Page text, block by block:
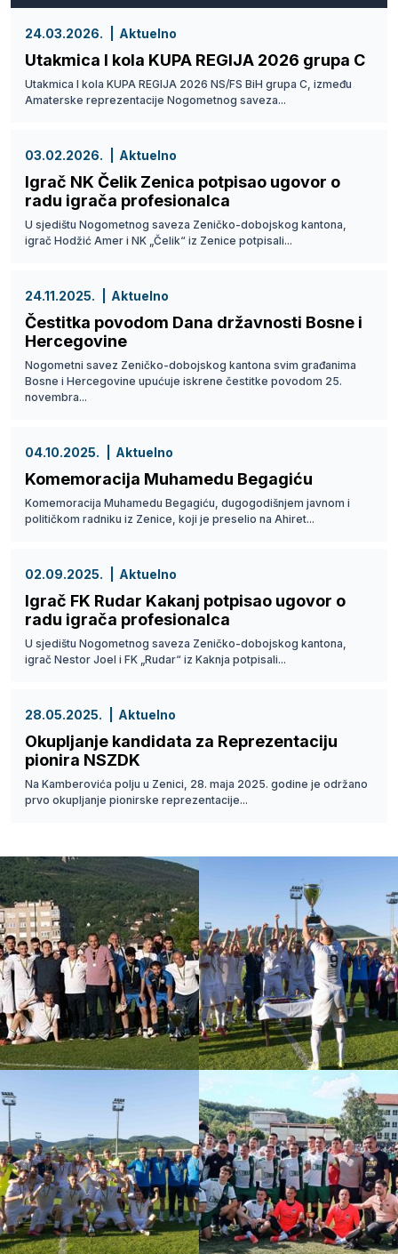
24.03.2026. Aktuelno
Utakmica I kola KUPA REGIJA 2026 grupa C
Utakmica I kola KUPA REGIJA 2026 NS/FS BiH grupa C, između
Amaterske reprezentacije Nogometnog saveza...
03.02.2026. Aktuelno
Igrač NK Čelik Zenica potpisao ugovor o
radu igrača profesionalca
U sjedištu Nogometnog saveza Zeničko-dobojskog kantona,
igrač Hodžić Amer i NK „Čelik“ iz Zenice potpisali...
24.11.2025. Aktuelno
Čestitka povodom Dana državnosti Bosne i
Hercegovine
Nogometni savez Zeničko-dobojskog kantona svim građanima
Bosne i Hercegovine upućuje iskrene čestitke povodom 25.
novembra...
04.10.2025. Aktuelno
Komemoracija Muhamedu Begagiću
Komemoracija Muhamedu Begagiću, dugogodišnjem javnom i
političkom radniku iz Zenice, koji je preselio na Ahiret...
02.09.2025. Aktuelno
Igrač FK Rudar Kakanj potpisao ugovor o
radu igrača profesionalca
U sjedištu Nogometnog saveza Zeničko-dobojskog kantona,
igrač Nestor Joel i FK „Rudar“ iz Kaknja potpisali...
28.05.2025. Aktuelno
Okupljanje kandidata za Reprezentaciju
pionira NSZDK
Na Kamberovića polju u Zenici, 28. maja 2025. godine je održano
prvo okupljanje pionirske reprezentacije...